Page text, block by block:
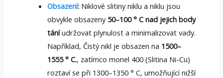
Obsazení: Niklové slitiny niklu a niklu jsou
obvykle obsazeny 50–100 ° C nad jejich body
táníudržovat plynulost a minimalizovat vady.
Například, Čistý nikl je obsazen na 1500–
1555 ° C., zatímco monel 400 (Slitina Ni-Cu)
roztaví se při 1300–1350 ° C, umožňující nižší